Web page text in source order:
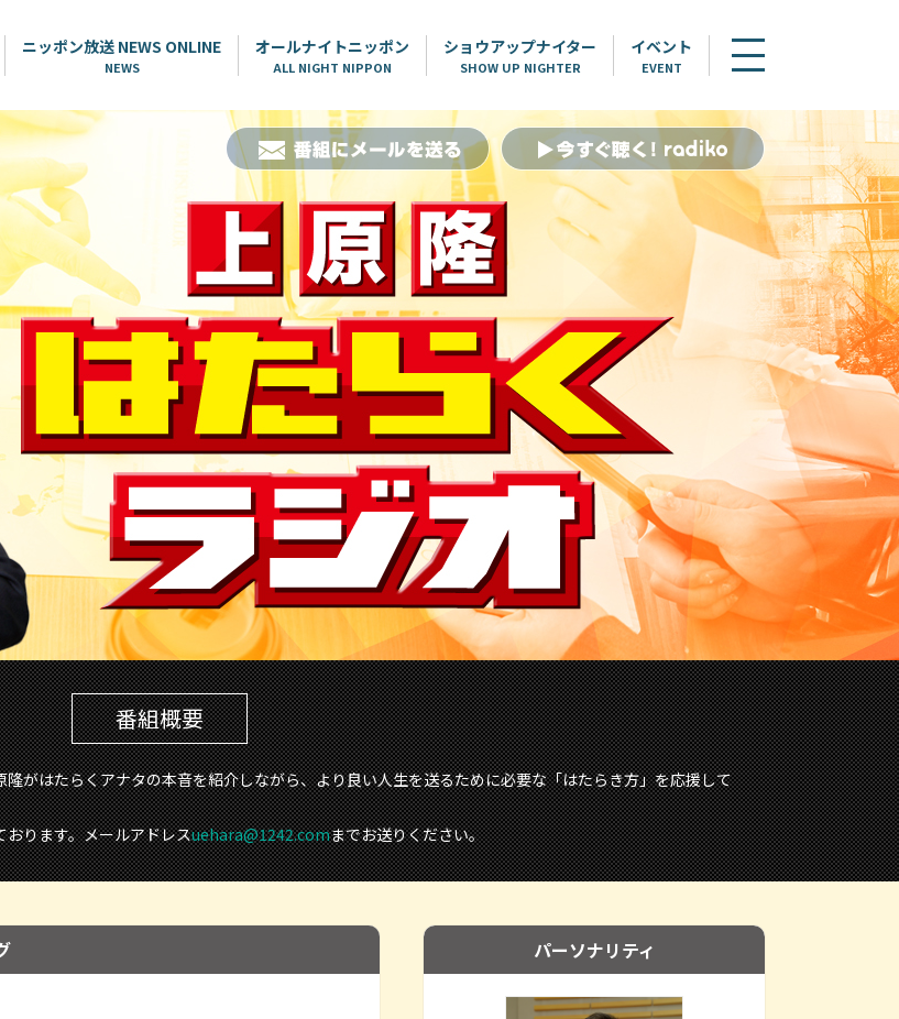
ニッポン放送 NEWS ONLINE
NEWS
オールナイトニッポン
ALL NIGHT NIPPON
ショウアップナイター
SHOW UP NIGHTER
イベント
EVENT
番組概要
がはたらくアナタの本音を紹介しながら、より良い人生を送るために必要な「はたらき方」を応援して
ります。メールアドレスuehara@1242.comまでお送りください。
パーソナリティ